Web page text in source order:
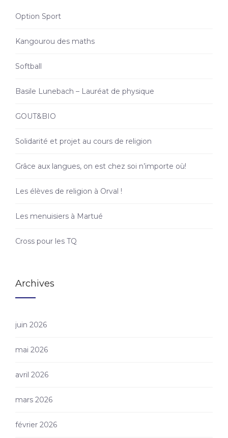
Option Sport
Kangourou des maths
Softball
Basile Lunebach – Lauréat de physique
GOUT&BIO
Solidarité et projet au cours de religion
Grâce aux langues, on est chez soi n’importe où!
Les élèves de religion à Orval !
Les menuisiers à Martué
Cross pour les TQ
Archives
juin 2026
mai 2026
avril 2026
mars 2026
février 2026